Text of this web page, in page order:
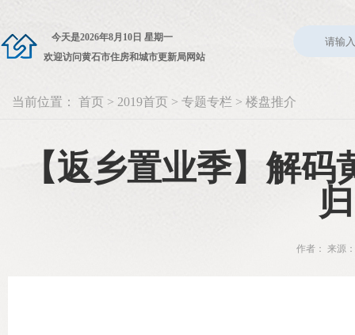
今天是2026年8月10日 星期一
欢迎访问黄石市住房和城市更新局网站
当前位置： 首页 > 2019首页 > 专题专栏 > 楼盘推介
【返乡置业季】解
作者： 来源